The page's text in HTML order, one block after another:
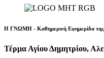
Η ΓΝΩΜΗ - Καθημερινή Εφημερίδα
Τέρμα Αγίου Δημητρίου,